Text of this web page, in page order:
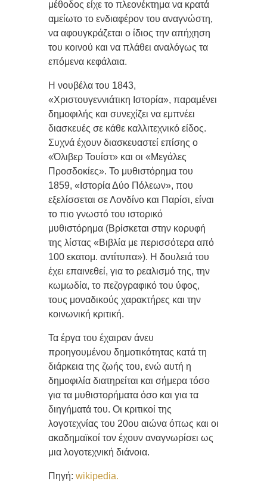
μέθοδος είχε το πλεονέκτημα να κρατά
αμείωτο το ενδιαφέρον του αναγνώστη,
να αφουγκράζεται ο ίδιος την απήχηση
του κοινού και να πλάθει αναλόγως τα
επόμενα κεφάλαια.
Η νουβέλα του 1843,
«Χριστουγεννιάτικη Ιστορία», παραμένει
δημοφιλής και συνεχίζει να εμπνέει
διασκευές σε κάθε καλλιτεχνικό είδος.
Συχνά έχουν διασκευαστεί επίσης ο
«Όλιβερ Τουίστ» και οι «Μεγάλες
Προσδοκίες». Το μυθιστόρημα του
1859, «Ιστορία Δύο Πόλεων», που
εξελίσσεται σε Λονδίνο και Παρίσι, είναι
το πιο γνωστό του ιστορικό
μυθιστόρημα (Βρίσκεται στην κορυφή
της λίστας «Βιβλία με περισσότερα από
100 εκατομ. αντίτυπα»). Η δουλειά του
έχει επαινεθεί, για το ρεαλισμό της, την
κωμωδία, το πεζογραφικό του ύφος,
τους μοναδικούς χαρακτήρες και την
κοινωνική κριτική.
Τα έργα του έχαιραν άνευ
προηγουμένου δημοτικότητας κατά τη
διάρκεια της ζωής του, ενώ αυτή η
δημοφιλία διατηρείται και σήμερα τόσο
για τα μυθιστορήματα όσο και για τα
διηγήματά του. Οι κριτικοί της
λογοτεχνίας του 20ου αιώνα όπως και οι
ακαδημαϊκοί τον έχουν αναγνωρίσει ως
μια λογοτεχνική διάνοια.
Πηγή: wikipedia.